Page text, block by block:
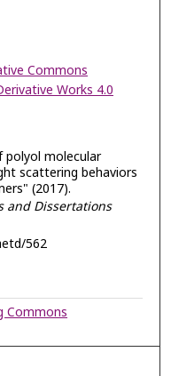
Commons
Works 4.0
molecular
scattering behaviors
(2017).
and Dissertations
562
Commons